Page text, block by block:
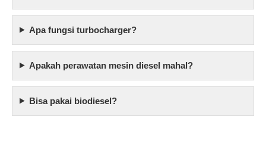
Apa fungsi turbocharger?
Apakah perawatan mesin diesel mahal?
Bisa pakai biodiesel?